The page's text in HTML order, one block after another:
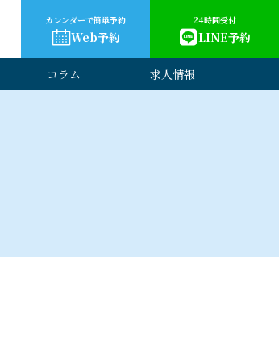
コラム 求人情報
カレンダーで簡単予約
Web予約
24時間受付
LINE予約